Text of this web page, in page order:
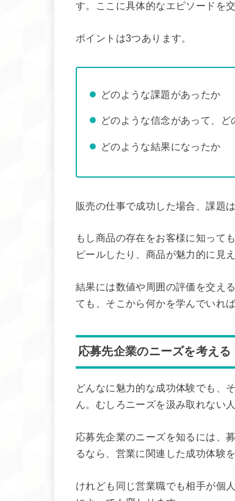
す。ここに具体的なエピソードを
ポイントは3つあります。
どのような課題があったか
どのような信念があって、ど
どのような結果になったか
販売の仕事で成功した場合、課題
もし商品の存在をお客様に知って
ピールしたり、商品が魅力的に見
結果には数値や周囲の評価を交え
ても、そこから何かを学んでいれ
応募先企業のニーズを考える
どんなに魅力的な成功体験でも、
ん。むしろニーズを汲み取れない
応募先企業のニーズを知るには、
るなら、営業に関連した成功体験
けれども同じ営業職でも相手が個